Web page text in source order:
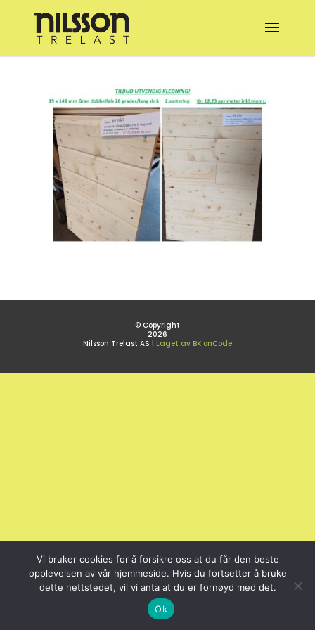
© Copyright
2026
Nilsson Trelast AS l Laget av BK onCode
Vi bruker cookies for å forsikre oss at du får den beste
opplevelsen av vår hjemmeside. Hvis du fortsetter å bruke
dette nettstedet, vil vi anta at du er fornøyd med det.
Ok